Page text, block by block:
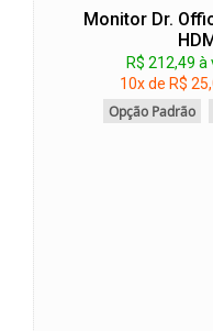
Monitor Dr.
R$ 212,49
10x de R$
Opção Padrão